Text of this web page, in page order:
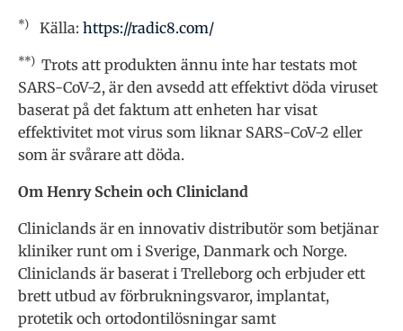
*) Källa: https://radic8.com/
**) Trots att produkten ännu inte har testats mot
SARS-CoV-2, är den avsedd att effektivt döda viruset
baserat på det faktum att enheten har visat
effektivitet mot virus som liknar SARS-CoV-2 eller
som är svårare att döda.
Om Henry Schein och Clinicland
Cliniclands är en innovativ distributör som betjänar
kliniker runt om i Sverige, Danmark och Norge.
Cliniclands är baserat i Trelleborg och erbjuder ett
brett utbud av förbrukningsvaror, implantat,
protetik och ortodontilösningar samt